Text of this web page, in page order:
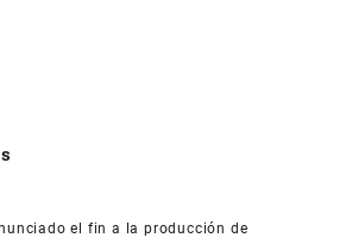
el fin a la producción de